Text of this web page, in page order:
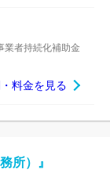
業者持続化補助金
料金を見る
所）』